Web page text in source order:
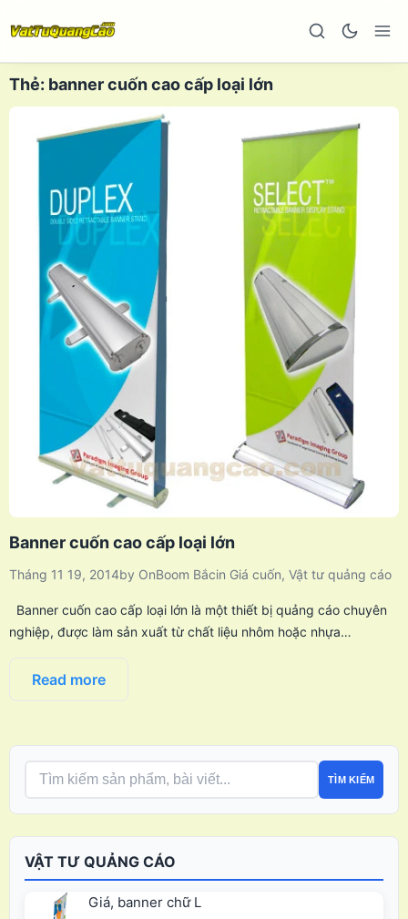
Thẻ: banner cuốn cao cấp loại lớn
Banner cuốn cao cấp loại lớn
Tháng 11 19, 2014by OnBoom Bắcin Giá cuốn, Vật tư quảng cáo
Banner cuốn cao cấp loại lớn là một thiết bị quảng cáo chuyên
nghiệp, được làm sản xuất từ chất liệu nhôm hoặc nhựa…
Read more
TÌM KIẾM
VẬT TƯ QUẢNG CÁO
Giá, banner chữ L